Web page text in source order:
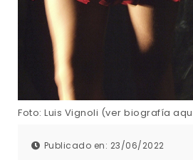
Foto: Luis Vignoli (ver biografía
Publicado en: 23/06/2022